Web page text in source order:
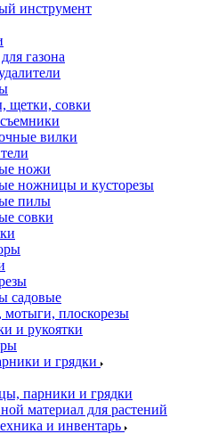
инструмент
газона
щетки, совки
вилки
ножи
ножницы и кусторезы
пилы
совки
садовые
мотыги, плоскорезы
и рукоятки
и грядки
парники и грядки
материал для растений
и инвентарь